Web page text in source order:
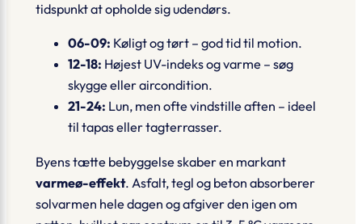
tidspunkt at opholde sig udendørs.
06-09: Køligt og tørt – god tid til motion.
12-18: Højest UV-indeks og varme – søg
skygge eller aircondition.
21-24: Lun, men ofte vindstille aften – ideel
til tapas eller tagterrasser.
Byens tætte bebyggelse skaber en markant
varmeø-effekt. Asfalt, tegl og beton absorberer
solvarmen hele dagen og afgiver den igen om